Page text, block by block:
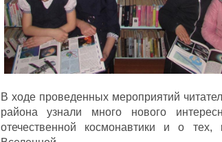
В ходе проведенных мероприятий
района узнали много нового
отечественной космонавтики и о